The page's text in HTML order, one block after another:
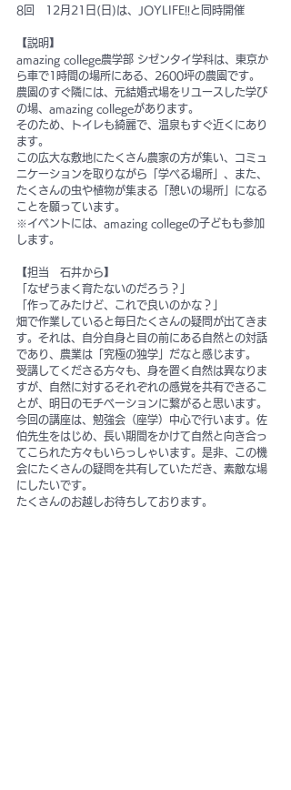
8回　12月21日(日)は、JOYLIFE!!と同時開催
【説明】
amazing college農学部 シゼンタイ学科は、東京か
ら車で1時間の場所にある、2600坪の農園です。
農園のすぐ隣には、元結婚式場をリユースした学び
の場、amazing collegeがあります。
そのため、トイレも綺麗で、温泉もすぐ近くにあり
ます。
この広大な敷地にたくさん農家の方が集い、コミュ
ニケーションを取りながら「学べる場所」、また、
たくさんの虫や植物が集まる「憩いの場所」になる
ことを願っています。
※イベントには、amazing collegeの子どもも参加
します。
【担当　石井から】
「なぜうまく育たないのだろう？」
「作ってみたけど、これで良いのかな？」
畑で作業していると毎日たくさんの疑問が出てきま
す。それは、自分自身と目の前にある自然との対話
であり、農業は「究極の独学」だなと感じます。
受講してくださる方々も、身を置く自然は異なりま
すが、自然に対するそれぞれの感覚を共有できるこ
とが、明日のモチベーションに繋がると思います。
今回の講座は、勉強会（座学）中心で行います。佐
伯先生をはじめ、長い期間をかけて自然と向き合っ
てこられた方々もいらっしゃいます。是非、この機
会にたくさんの疑問を共有していただき、素敵な場
にしたいです。
たくさんのお越しお待ちしております。